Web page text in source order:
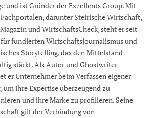
und ist Gründer der Exzellents Group. Mit
darunter Steirische Wirtschaft,
und WirtschaftsCheck, steht er seit
für fundierten Wirtschaftsjournalismus und
Storytelling, das den Mittelstand
stärkt. Als Autor und Ghostwriter
er Unternehmer beim Verfassen eigener
um ihre Expertise überzeugend zu
und ihre Marke zu profilieren. Seine
gilt der Verbindung von